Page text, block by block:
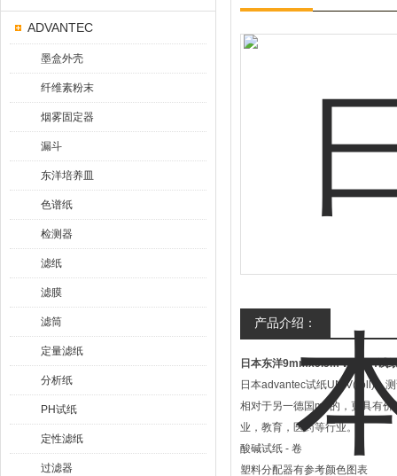
ADVANTEC
墨盒外壳
纤维素粉末
烟雾固定器
漏斗
东洋培养皿
色谱纸
检测器
滤纸
滤膜
滤筒
定量滤纸
分析纸
PH试纸
定性滤纸
过滤器
产品介绍：
日本东洋9mmx5.5m WR PH试
日本advantec试纸UNIV(roll)，
相对于另一德国mn的，更具有
业，教育，医药等行业。
酸碱试纸 - 卷
塑料分配器有参考颜色图表